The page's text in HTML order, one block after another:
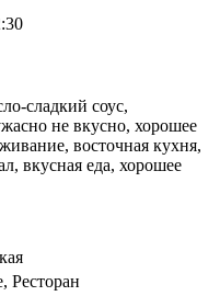
сладкий соус,
не вкусно, хорошее
восточная кухня,
вкусная еда, хорошее
Ресторан